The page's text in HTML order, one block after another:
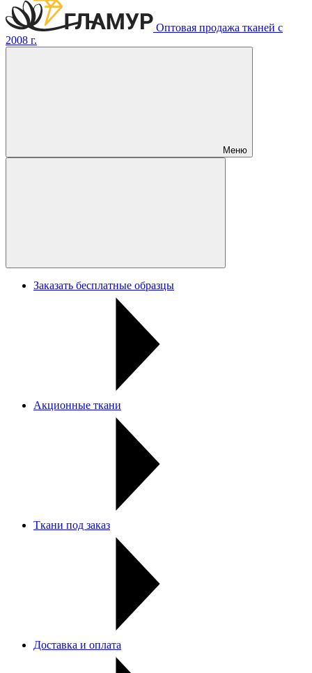
Оптовая продажа тканей с
2008 г.
Меню
Заказать бесплатные образцы
Акционные ткани
Ткани под заказ
Доставка и оплата